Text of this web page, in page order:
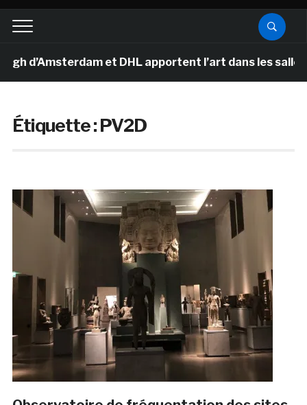
d’Amsterdam et DHL apportent l’art dans les salles
Étiquette :PV2D